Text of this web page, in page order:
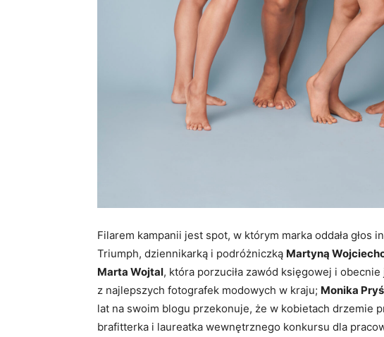
Filarem kampanii jest spot, w którym marka oddała głos
Triumph, dziennikarką i podróżniczką Martyną
Marta Wojtal, która porzuciła zawód księgowej i
z najlepszych fotografek modowych w kraju; Monika
lat na swoim blogu przekonuje, że w kobietach drzemie
brafitterka i laureatka wewnętrznego konkursu dla